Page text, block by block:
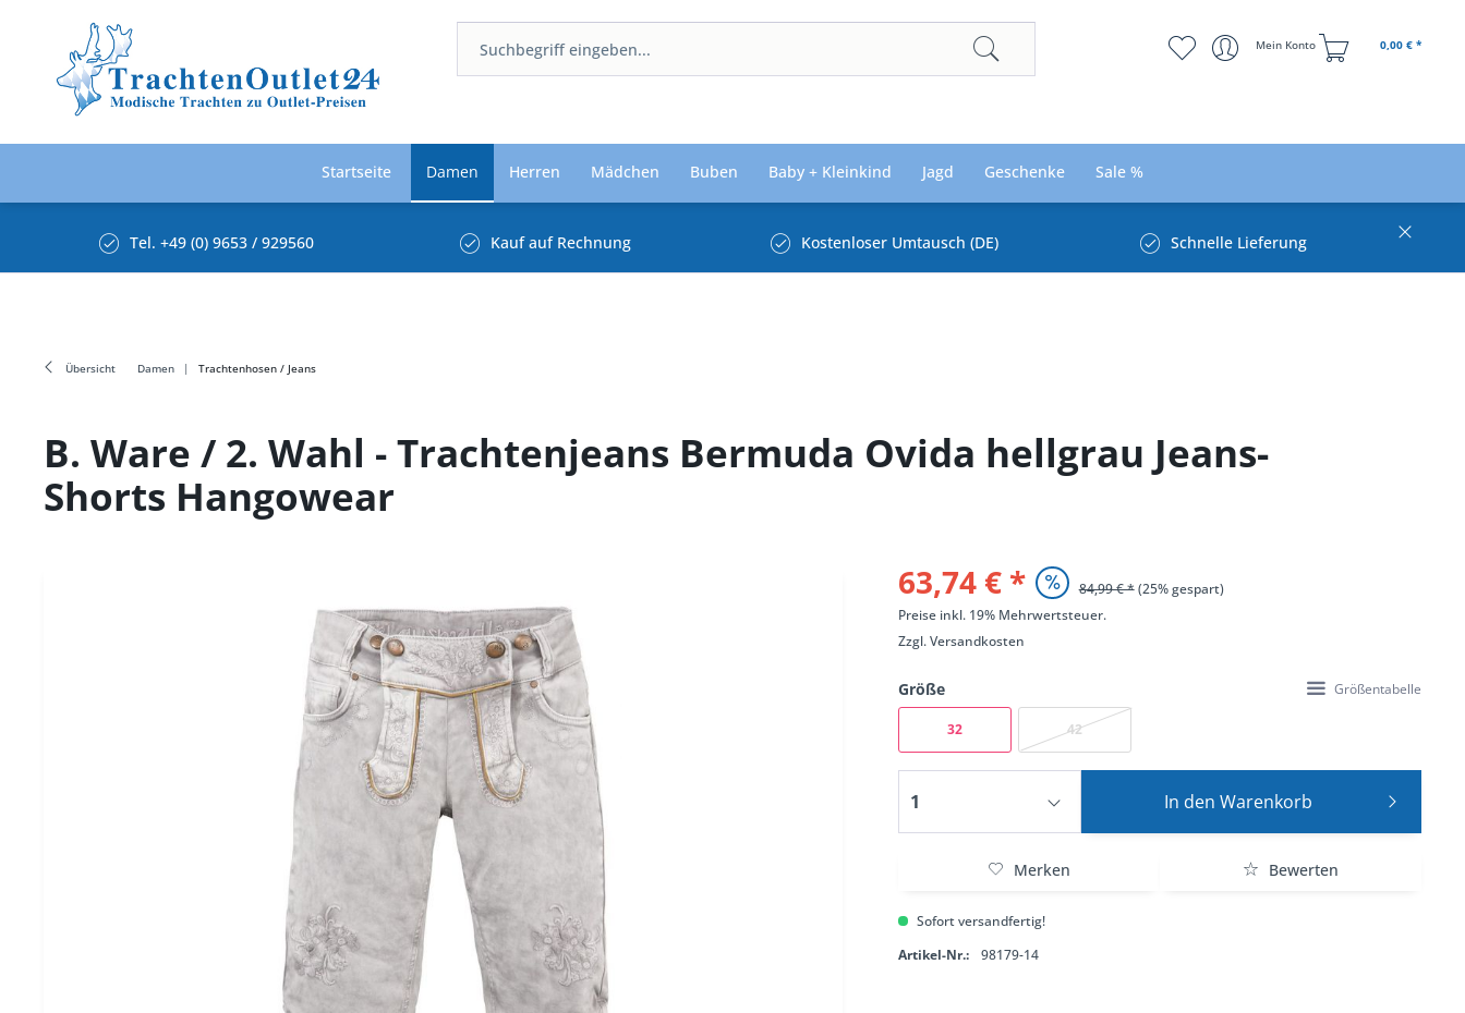
Mein Konto 0,00 € *
Startseite Damen Herren Mädchen Buben Baby + Kleinkind Jagd Geschenke Sale %
Tel. +49 (0) 9653 / 929560 Kauf auf Rechnung Kostenloser Umtausch (DE) Schnelle Lieferung
Übersicht Damen Trachtenhosen / Jeans
B. Ware / 2. Wahl - Trachtenjeans Bermuda Ovida hellgrau Jeans-
Shorts Hangowear
63,74 € * 84,99 € *(25% gespart)
Preise inkl. 19% Mehrwertsteuer.
Zzgl.Versandkosten
Größe Größentabelle
32 42
In den Warenkorb
Merken Bewerten
Sofort versandfertig!
Artikel-Nr.:
98179-14